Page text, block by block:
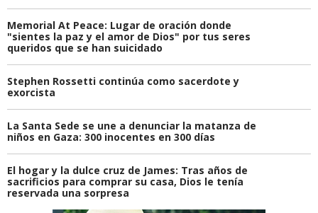
Memorial At Peace: Lugar de oración donde
"sientes la paz y el amor de Dios" por tus seres
queridos que se han suicidado
Stephen Rossetti continúa como sacerdote y
exorcista
La Santa Sede se une a denunciar la matanza de
niños en Gaza: 300 inocentes en 300 días
El hogar y la dulce cruz de James: Tras años de
sacrificios para comprar su casa, Dios le tenía
reservada una sorpresa